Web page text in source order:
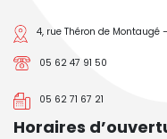
4, rue Théron de Montaugé
05 62 47 91 50
05 62 71 67 21
Horaires